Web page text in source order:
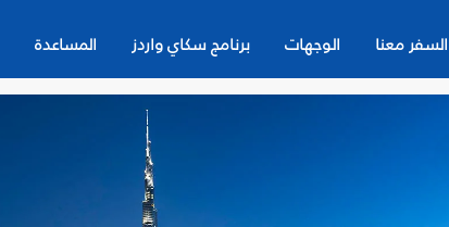
السفر معنا الوجهات برنامج سكاي واردز المساعدة